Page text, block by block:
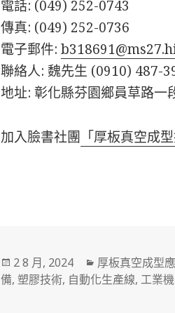
電話: (049) 252-0743
傳真: (049) 252-0736
電子郵件:
聯絡人: 魏先生 (0910) 487-
地址: 彰化縣芬園鄉員草路一
加入臉書社團 「厚板真空成
發
佈
2 8 月, 2024
分
類
厚板真空成型
備,塑膠技術, 自動化生產線, 工業